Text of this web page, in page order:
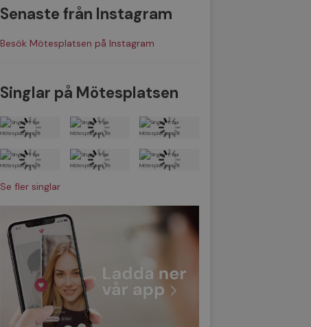
Senaste från Instagram
Besök Mötesplatsen på Instagram
Singlar på Mötesplatsen
Se fler singlar